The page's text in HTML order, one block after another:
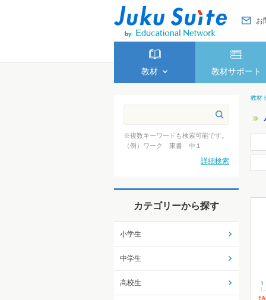
お
教材 教材サポート
教材
※複数キーワードも検索可能です。
（例）ワーク 東書 中１
詳細検索
カテゴリーから探す
小学生
中学生
高校生